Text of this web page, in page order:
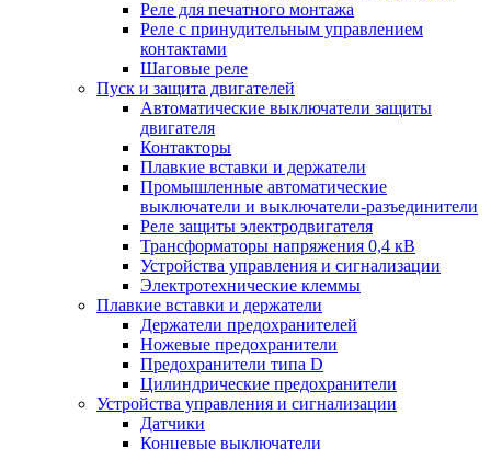
Реле для печатного монтажа
Реле с принудительным управлением
контактами
Шаговые реле
Пуск и защита двигателей
Автоматические выключатели защиты
двигателя
Контакторы
Плавкие вставки и держатели
Промышленные автоматические
выключатели и выключатели-разъединители
Реле защиты электродвигателя
Трансформаторы напряжения 0,4 кВ
Устройства управления и сигнализации
Электротехнические клеммы
Плавкие вставки и держатели
Держатели предохранителей
Ножевые предохранители
Предохранители типа D
Цилиндрические предохранители
Устройства управления и сигнализации
Датчики
Концевые выключатели